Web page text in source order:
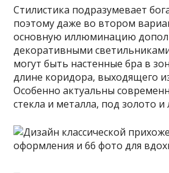
Стилистика подразумевает
поэтому даже во втором
основную иллюминацию
декоративными
могут быть настенные бра в
длине коридора, выходящего
Особенно актуальны
стекла и металла, под золото и